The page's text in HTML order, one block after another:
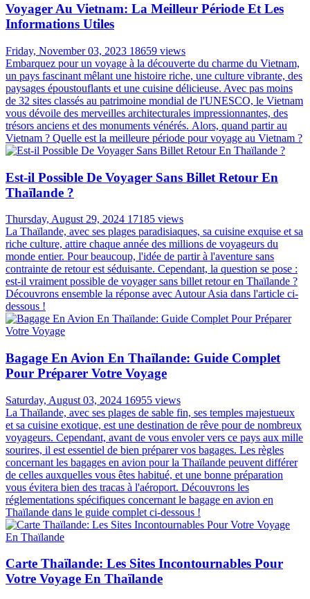
Voyager Au Vietnam: La Meilleur Période Et Les
Informations Utiles
Friday, November 03, 2023 18659 views
Embarquez pour un voyage à la découverte du charme du Vietnam,
un pays fascinant mêlant une histoire riche, une culture vibrante, des
paysages époustouflants et une cuisine délicieuse. Avec pas moins
de 32 sites classés au patrimoine mondial de l'UNESCO, le Vietnam
vous dévoile des merveilles architecturales impressionnantes, des
trésors anciens et des monuments vénérés. Alors, quand partir au
Vietnam ? Quelle est la meilleure période pour voyage au Vietnam ?
Est-il Possible De Voyager Sans Billet Retour En
Thaïlande ?
Thursday, August 29, 2024 17185 views
La Thaïlande, avec ses plages paradisiaques, sa cuisine exquise et sa
riche culture, attire chaque année des millions de voyageurs du
monde entier. Pour beaucoup, l'idée de partir à l'aventure sans
contrainte de retour est séduisante. Cependant, la question se pose :
est-il vraiment possible de voyager sans billet retour en Thaïlande ?
Découvrons ensemble la réponse avec Autour Asia dans l'article ci-
dessous !
Bagage En Avion En Thaïlande: Guide Complet
Pour Préparer Votre Voyage
Saturday, August 03, 2024 16955 views
La Thaïlande, avec ses plages de sable fin, ses temples majestueux
et sa cuisine exotique, est une destination de rêve pour de nombreux
voyageurs. Cependant, avant de vous envoler vers ce pays aux mille
sourires, il est essentiel de bien préparer vos bagages. Les règles
concernant les bagages en avion pour la Thaïlande peuvent différer
de celles auxquelles vous êtes habitué, et une bonne préparation
vous évitera bien des tracas à l'aéroport. Découvrons les
réglementations spécifiques concernant le bagage en avion en
Thaïlande dans le guide complet ci-dessous !
Carte Thaïlande: Les Sites Incontournables Pour
Votre Voyage En Thaïlande